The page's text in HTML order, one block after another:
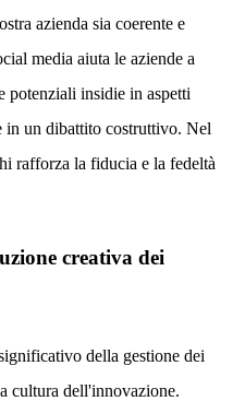
azienda sia coerente e
media aiuta le aziende a
potenziali insidie in aspetti
in un dibattito costruttivo. Nel
rafforza la fiducia e la fedeltà
creativa dei
della gestione dei
cultura dell'innovazione.